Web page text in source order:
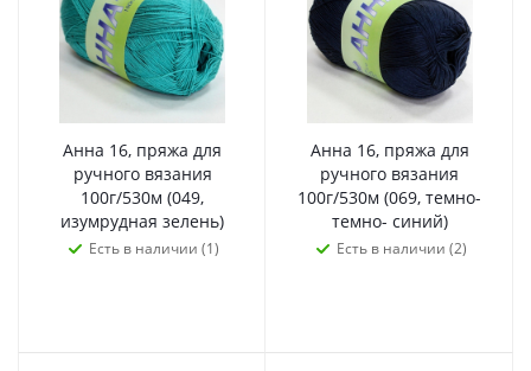
Анна 16, пряжа для
ручного вязания
100г/530м (049,
изумрудная зелень)
Есть в наличии (1)
Анна 16, пряжа для
ручного вязания
100г/530м (069, темно-
темно- синий)
Есть в наличии (2)